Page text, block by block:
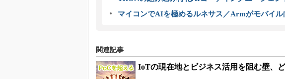
マイコンでAIを極めるルネサス／Armがモバイ
関連記事
IoTの現在地とビジネス活用を阻む壁、